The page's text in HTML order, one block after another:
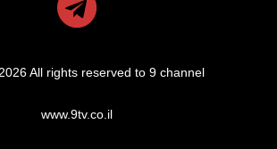
All rights reserved to 9 channel
www.9tv.co.il